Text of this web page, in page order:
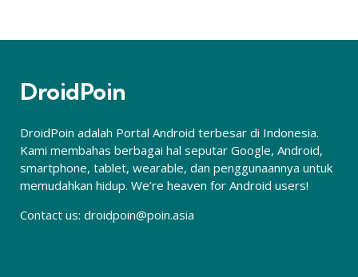
DroidPoin
DroidPoin adalah Portal Android terbesar di Indonesia.
Kami membahas berbagai hal seputar Google, Android,
smartphone, tablet, wearable, dan penggunaannya untuk
memudahkan hidup. We’re heaven for Android users!
Contact us: droidpoin@poin.asia